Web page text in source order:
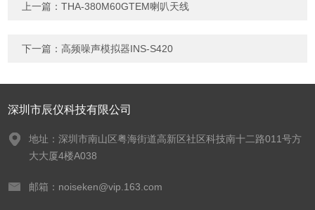
上一篇：THA-380M60GTEM喇叭天线
下一篇：高频噪声模拟器INS-S420
深圳市辰仪科技有限公司
地址：深圳市南山区粤海街道高新区社区科技南十二路011号方
大大厦4楼A038
邮箱：noiseken@vip.163.com